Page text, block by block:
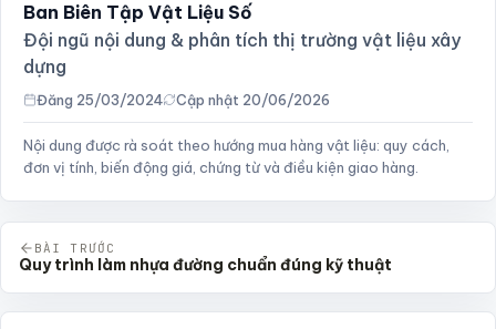
Ban Biên Tập Vật Liệu Số
Đội ngũ nội dung & phân tích thị trường vật liệu xây
dựng
Đăng 25/03/2024 Cập nhật 20/06/2026
Nội dung được rà soát theo hướng mua hàng vật liệu: quy cách,
đơn vị tính, biến động giá, chứng từ và điều kiện giao hàng.
BÀI TRƯỚC
Quy trình làm nhựa đường chuẩn đúng kỹ thuật